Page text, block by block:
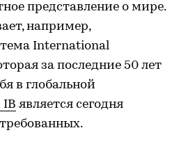
представление о мире.
например,
International
за последние 50 лет
в глобальной
IB является сегодня